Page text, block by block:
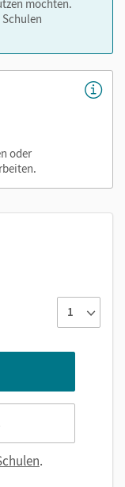
und
Kein
möchten.
oder
.